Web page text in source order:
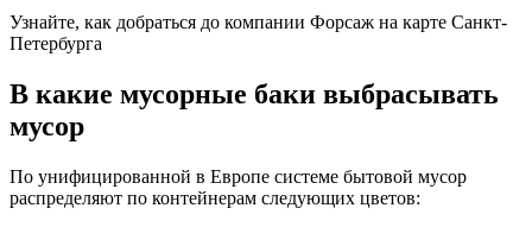
Узнайте, как добраться до компании Форсаж на карте Санкт-
Петербурга
В какие мусорные баки выбрасывать
мусор
По унифицированной в Европе системе бытовой мусор
распределяют по контейнерам следующих цветов: